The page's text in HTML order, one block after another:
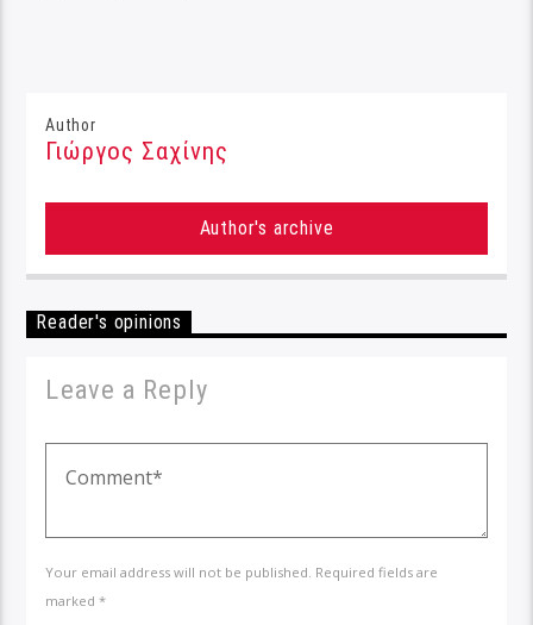
Author
Γιώργος Σαχίνης
Author's archive
Reader's opinions
Leave a Reply
Your email address will not be published. Required fields are
marked *